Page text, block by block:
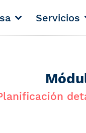
Servicios